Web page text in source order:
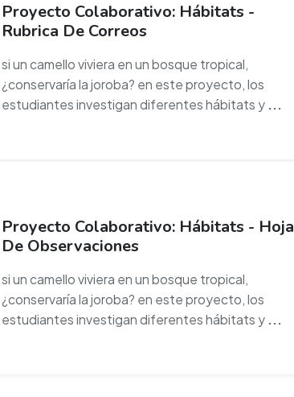
Proyecto Colaborativo: Hábitats -
Rubrica De Correos
si un camello viviera en un bosque tropical,
¿conservaría la joroba? en este proyecto, los
estudiantes investigan diferentes hábitats y ...
Proyecto Colaborativo: Hábitats - Hoja
De Observaciones
si un camello viviera en un bosque tropical,
¿conservaría la joroba? en este proyecto, los
estudiantes investigan diferentes hábitats y ...